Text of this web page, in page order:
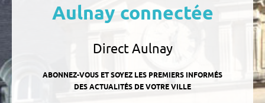
Aulnay connectée
Direct Aulnay
ABONNEZ-VOUS ET SOYEZ LES PREMIERS INFORMÉS
DES ACTUALITÉS DE VOTRE VILLE